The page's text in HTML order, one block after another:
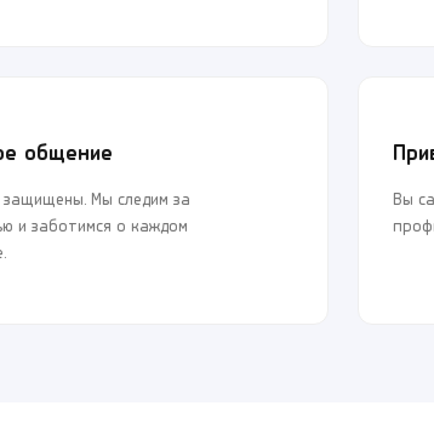
общение
Мы следим за
и заботимся о каждом
Вы